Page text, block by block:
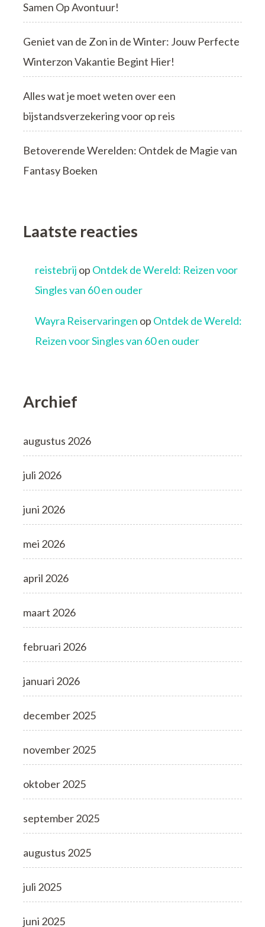
Samen Op Avontuur!
Geniet van de Zon in de Winter: Jouw Perfecte
Winterzon Vakantie Begint Hier!
Alles wat je moet weten over een
bijstandsverzekering voor op reis
Betoverende Werelden: Ontdek de Magie van
Fantasy Boeken
Laatste reacties
reistebrij op Ontdek de Wereld: Reizen voor
Singles van 60 en ouder
Wayra Reiservaringen op Ontdek de Wereld:
Reizen voor Singles van 60 en ouder
Archief
augustus 2026
juli 2026
juni 2026
mei 2026
april 2026
maart 2026
februari 2026
januari 2026
december 2025
november 2025
oktober 2025
september 2025
augustus 2025
juli 2025
juni 2025